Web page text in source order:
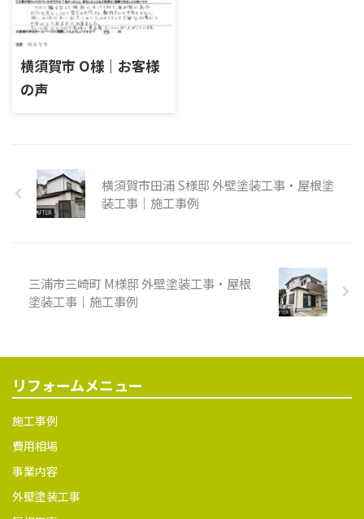
2025/10/28
横須賀市 O様｜お客様
の声
横須賀市田浦 S様邸 外壁塗装工事・屋根塗
装工事｜施工事例
三浦市三崎町 M様邸 外壁塗装工事・屋根
塗装工事｜施工事例
リフォームメニュー
施工事例
費用相場
事業内容
外壁塗装工事